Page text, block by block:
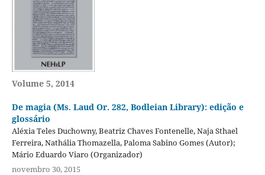
Volume 5, 2014
De magia (Ms. Laud Or. 282, Bodleian Library): edição e
glossário
Aléxia Teles Duchowny, Beatriz Chaves Fontenelle, Naja Sthael
Ferreira, Nathália Thomazella, Paloma Sabino Gomes (Autor);
Mário Eduardo Viaro (Organizador)
novembro 30, 2015